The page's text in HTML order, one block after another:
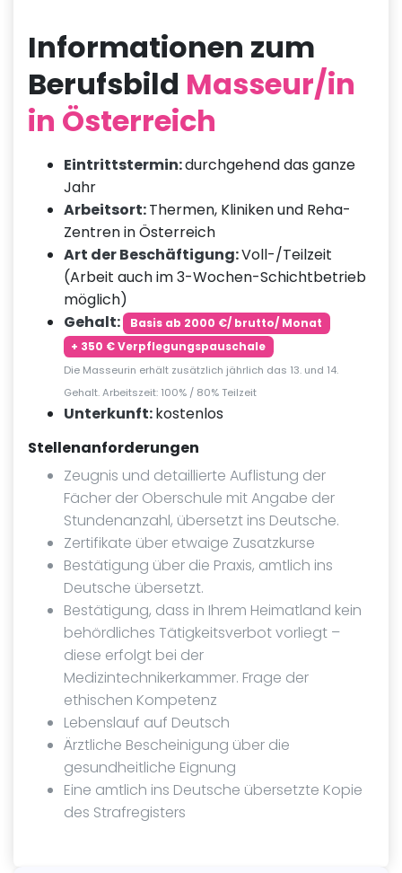
Informationen zum
Berufsbild Masseur/in
in Österreich
Eintrittstermin:durchgehend das ganze
Jahr
Arbeitsort:Thermen, Kliniken und Reha-
Zentren in Österreich
Art der Beschäftigung:Voll-/Teilzeit
(Arbeit auch im 3-Wochen-Schichtbetrieb
möglich)
Gehalt:
Basis ab 2000 €/ brutto/ Monat
+ 350 € Verpflegungspauschale
Die Masseurin erhält zusätzlich jährlich das 13. und 14.
Gehalt.Arbeitszeit: 100% / 80% Teilzeit
Unterkunft:kostenlos
Stellenanforderungen
Zeugnis und detaillierte Auflistung der
Fächer der Oberschule mit Angabe der
Stundenanzahl, übersetzt ins Deutsche.
Zertifikate über etwaige Zusatzkurse
Bestätigung über die Praxis, amtlich ins
Deutsche übersetzt.
Bestätigung, dass in Ihrem Heimatland kein
behördliches Tätigkeitsverbot vorliegt –
diese erfolgt bei der
Medizintechnikerkammer. Frage der
ethischen Kompetenz
Lebenslauf auf Deutsch
Ärztliche Bescheinigung über die
gesundheitliche Eignung
Eine amtlich ins Deutsche übersetzte Kopie
des Strafregisters